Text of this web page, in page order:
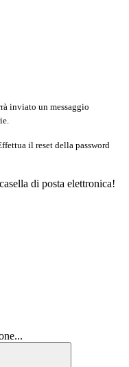
inviato un messaggio
il reset della password
di posta elettronica!